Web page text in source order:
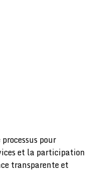
pour
et la participation
transparente et